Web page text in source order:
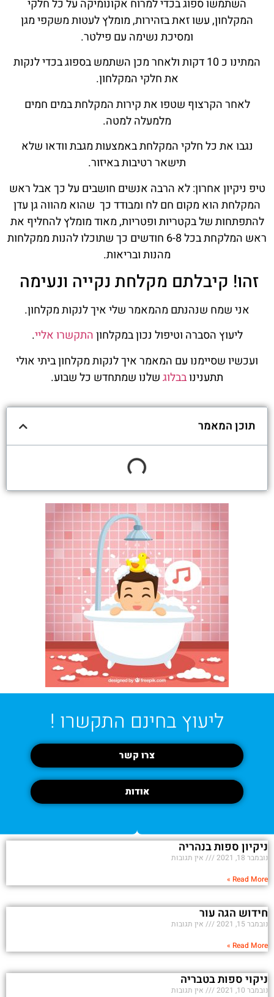
השתמשו ספוג בכדי למרוח אקונומיקה על כל חלקי
המקלחון, עשו זאת בזהירות, מומלץ לעטות משקפי מגן
ומסיכת נשימה עם פילטר.
המתינו כ 10 דקות ולאחר מכן השתמש בספוג בכדי לנקות
את חלקי המקלחון.
לאחר הקרצוף שטפו את קירות המקלחת במים חמים
מלמעלה למטה.
נגבו את כל חלקי המקלחת באמצעות מגבת וודאו שלא
תישאר רטיבות באיזור.
טיפ ניקיון אחרון: לא הרבה אנשים חושבים על כך אבל ראש
המקלחת הוא מקום חם לח ומבודד כך שהוא מהווה גן עדן
להתפתחות של בקטריות ופטריות, מאוד מומלץ להחליף את
ראש המלקחת בכל 6-8 חודשים כך שתוכלו להנות ממקלחות
מהנות ובריאות.
זהו! קיבלתם מקלחת נקייה ונעימה
אני שמח שנהנתם מהמאמר שלי איך לנקות מקלחון.
ליעוץ הסברה וטיפול נכון במקלחוןהתקשרו אליי.
ועכשיו שסיימנו עם המאמר איך לנקות מקלחון ביתי אולי
תתענינובבלוגשלנו שמתחדש כל שבוע.
תוכן המאמר
ליעוץ בחינם התקשרו !
צרו קשר
אודות
ניקיון ספות בנהריה
נובמבר 18, 2021
אין תגובות
Read More »
חידוש הגה עור
נובמבר 15, 2021
אין תגובות
Read More »
ניקוי ספות בטבריה
נובמבר 10, 2021
אין תגובות